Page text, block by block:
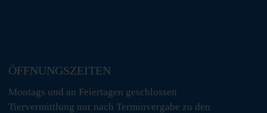
ÖFFNUNGSZEITEN
Montags und an Feiertagen geschlossen
Tiervermittlung nur nach Terminvergabe zu den